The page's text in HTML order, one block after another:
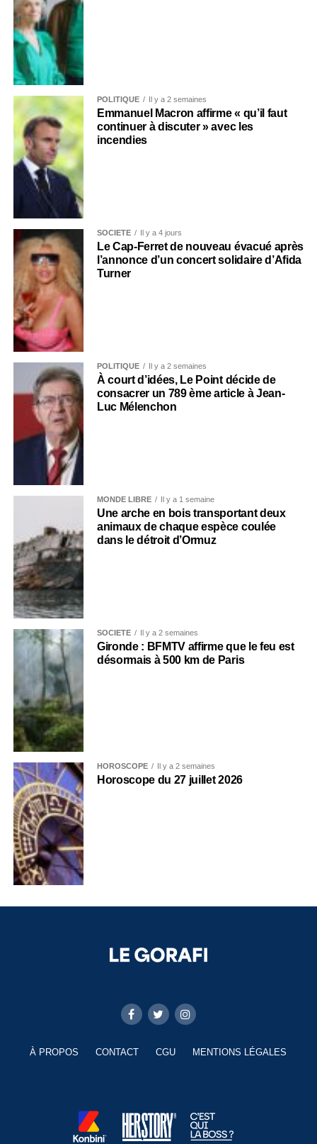
POLITIQUE Il y a 2 semaines
Emmanuel Macron affirme « qu’il faut
continuer à discuter » avec les
incendies
SOCIÉTÉ Il y a 4 jours
Le Cap-Ferret de nouveau évacué après
l’annonce d’un concert solidaire d’Afida
Turner
POLITIQUE Il y a 2 semaines
À court d’idées, Le Point décide de
consacrer un 789 ème article à Jean-
Luc Mélenchon
MONDE LIBRE Il y a 1 semaine
Une arche en bois transportant deux
animaux de chaque espèce coulée
dans le détroit d’Ormuz
SOCIÉTÉ Il y a 2 semaines
Gironde : BFMTV affirme que le feu est
désormais à 500 km de Paris
HOROSCOPE Il y a 2 semaines
Horoscope du 27 juillet 2026
À PROPOS CONTACT CGU MENTIONS LÉGALES